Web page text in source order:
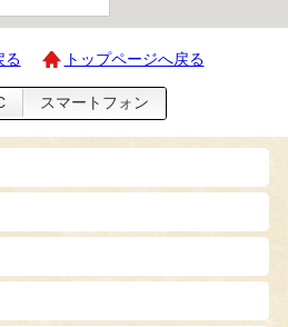
る トップページへ戻る
スマートフォン